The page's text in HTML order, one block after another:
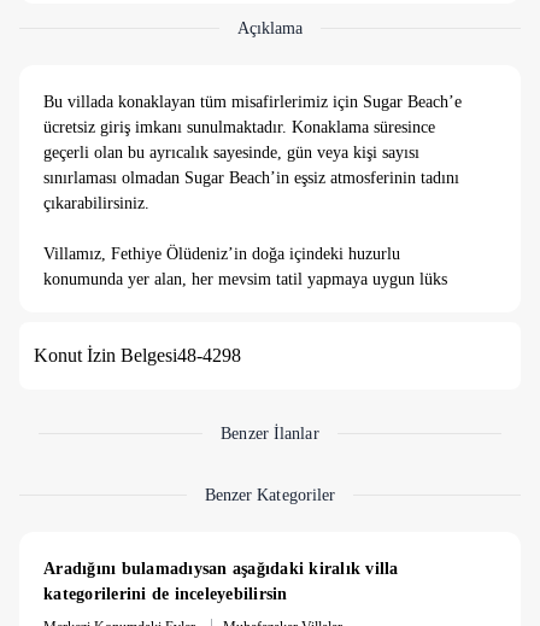
Açıklama
Bu villada konaklayan tüm misafirlerimiz için Sugar Beach’e
ücretsiz giriş imkanı sunulmaktadır. Konaklama süresince
geçerli olan bu ayrıcalık sayesinde, gün veya kişi sayısı
sınırlaması olmadan Sugar Beach’in eşsiz atmosferinin tadını
çıkarabilirsiniz.
Villamız, Fethiye Ölüdeniz’in doğa içindeki huzurlu
konumunda yer alan, her mevsim tatil yapmaya uygun lüks
yaz hem kış aylarında konforlu bir tatil imkanı sunar.
arkadaş grupları için ferah bir yaşam alanı sağlar. Yerden ısıtma
Ek ücretle havuz ısıtması ve sauna hizmeti sunulmakta olup,
modern donanımı, ferah yaşam alanları ve doğayla iç içe
konumu, hem sakin bir tatil hem de konforlu bir deneyim
arayanlar için idealdir.
Konut İzin Belgesi48-4298
Benzer İlanlar
Benzer Kategoriler
Aradığını bulamadıysan aşağıdaki kiralık villa
kategorilerini de inceleyebilirsin